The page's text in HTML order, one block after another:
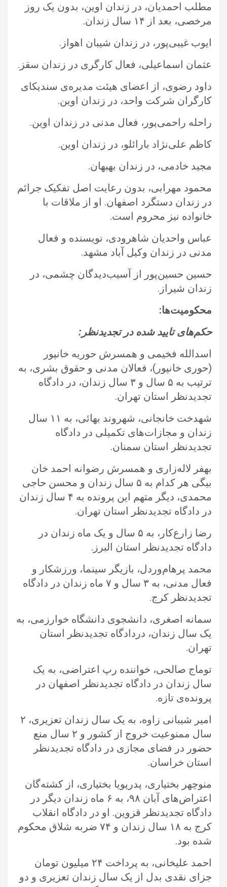
مطلب احمدیان، در زندان اوین، بدون یک روز
مرخصی، بعد از ۱۴ سال زندان.‏
ایوب غیبی‌پور، در زندان شیبان اهواز. ‏
عثمان اسماعیلی، فعال کارگری در زندان سقز.‏
داود رضوی، از اعضای هیئت مدیره‌ی سندیکای
کارگران شرکت واحد، در زندان اوین.‏
راحله راحمی‌پور، فعال مدنی در زندان اوین.‏
کاظم علی‌نژاد بارائلو، در زندان اوین.‏
مجید خادمی، در زندان بهبهان.‏
محمود مهرابی، بدون رعایت اصل تفکیک جرائم
در زندان دستگرد اصفهان. او از ملاقات با
خانواده نیز محروم است.‏
عباس واحدیان شاهرودی، نویسنده و فعال
مدنی در زندان وکیل آباد مشهد.‏
حسین حسین‌پور از آسیب‌دیدگان چشمی، در
زندان شیراز.‏
محکومیت‌ها:‏
حکم‌های تایید شده در تجدیدنظر:‏
اسدالله فخیمی و همسرش حوریه خانپور
(حوری خانپور)، فعالان مدنی و حقوق بشری، به
ترتیب به ۵ سال و ۳ سال زندان، در دادگاه
‏تجدیدنظر استان تهران.‏
شهدخت خانجانی، شهروند بهائی، به ۱۱ سال
زندان و مجازات‌های تکمیلی در دادگاه
تجدیدنظر استان سمنان. ‏
بهفر لاله‌زاری و همسرش رضوانه احمد خان
بیگی هر کدام به ۵ سال زندان و محسن حاجی
محمدی، دیگر متهم این پرونده به ۴ سال زندان
‏در دادگاه تجدیدنظر استان تهران.‏
رضا زارع‌کار، به ۵ سال و یک ماه زندان در
دادگاه تجدیدنظر استان البرز.‏
محمد پرهام‌وردل، بازیگر سینما، ورزشکار و
فعال مدنی، به ۳ سال و ۷ ماه زندان در دادگاه
تجدیدنظر کرج.‏
سمانه اصغری، دانشجوی دانشگاه خوارزمی، به
یک سال زندان، دردادگاه تجدیدنظر استان
تهران.‏
توماج صالحی، خواننده رپ اعتراضی، به یک
سال زندان در دادگاه تجدیدنظر اصفهان در
پرونده‌ی تازه.‏
امیر شیبانی زاوه، به یک سال زندان تعزیری، ۲
سال ممنوعیت خروج از کشور و ۲ سال منع
حضور در فضای مجازی در دادگاه تجدیدنظر
‏استان خراسان. ‏
منوچهر بختیاری، پدرپویا بختیاری، از کشته‌گان
اعتراض‌های آبان ۹۸، به ۶ ماه زندان دیگر در
دادگاه تجدیدنظر قزوین. او در دادگاه انقلاب
‏کرج به ۱۸ سال زندان و ۷۴ ضربه شلاق محکوم
شده بود.‏
احمد علیخانی، به پرداخت ۲۴ میلیون تومان
جزای نقدی بدل از یک سال زندان تعزیری و دو